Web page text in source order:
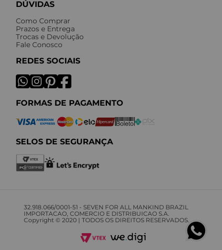
DÚVIDAS
Como Comprar
Prazos e Entrega
Trocas e Devolução
Fale Conosco
REDES SOCIAIS
FORMAS DE PAGAMENTO
SELOS DE SEGURANÇA
32.918.066/0001-51 - SEVEN FOR ALL MANKIND BRAZIL
IMPORTACAO, COMERCIO E DISTRIBUICAO S.A.
Copyright © 2020 | TODOS OS DIREITOS RESERVADOS.